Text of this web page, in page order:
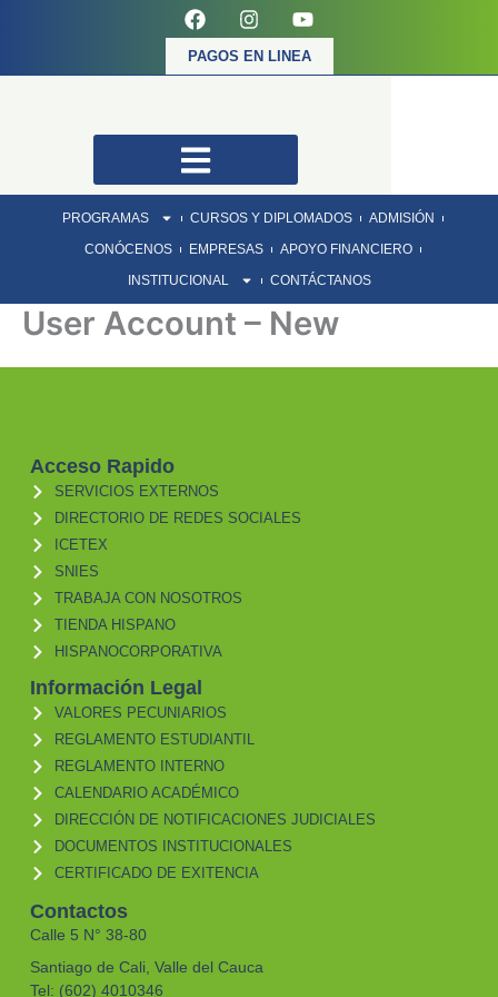
F
a
c
e
o
k
I
n
s
t
r
Y
o
u
t
PAGOS EN LINEA
PROGRAMAS CURSOS Y DIPLOMADOS
ADMISIÓN
CONÓCENOS
EMPRESAS
APOYO FINANCIERO
INSTITUCIONAL
CONTÁCTANOS
User Account – New
Acceso Rapido
SERVICIOS EXTERNOS
DIRECTORIO DE REDES SOCIALES
ICETEX
SNIES
TRABAJA CON NOSOTROS
TIENDA HISPANO
HISPANOCORPORATIVA
Información Legal
VALORES PECUNIARIOS
REGLAMENTO ESTUDIANTIL
REGLAMENTO INTERNO
CALENDARIO ACADÉMICO
DIRECCIÓN DE NOTIFICACIONES JUDICIALES
DOCUMENTOS INSTITUCIONALES
CERTIFICADO DE EXITENCIA
Contactos
Calle 5 N° 38-80
Santiago de Cali, Valle del Cauca
Tel: (602) 4010346